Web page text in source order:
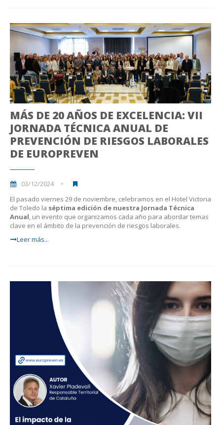
MÁS DE 20 AÑOS DE EXCELENCIA: VII
JORNADA TÉCNICA ANUAL DE
PREVENCIÓN DE RIESGOS LABORALES
DE EUROPREVEN
03/12/2024
El pasado viernes 29 de noviembre, celebramos en el Hotel Victoria
de Toledo la séptima edición de nuestra Jornada Técnica
Anual, un evento que organizamos cada año para abordar temas
clave en el ámbito de la prevención de riesgos laborales.
Leer más...